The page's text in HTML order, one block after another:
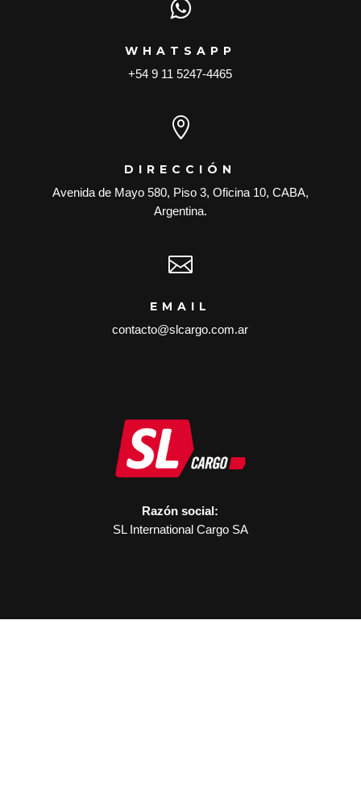

WHATSAPP
+54 9 11 5247-4465

DIRECCIÓN
Avenida de Mayo 580, Piso 3, Oficina 10, CABA,
Argentina.

EMAIL
contacto@slcargo.com.ar
Razón social:
SL International Cargo SA